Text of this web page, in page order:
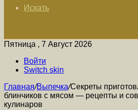
Искать
Пятница , 7 Август 2026
Войти
Switch skin
Главная/Выпечка/Секреты
блинчиков с мясом — рецепты и
кулинаров